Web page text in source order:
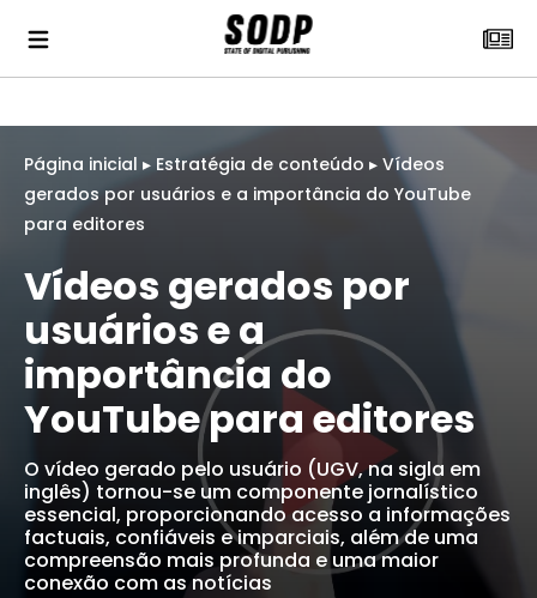
Página inicial ▸ Estratégia de conteúdo ▸ Vídeos
gerados por usuários e a importância do YouTube
para editores
Vídeos gerados por
usuários e a
importância do
YouTube para editores
O vídeo gerado pelo usuário (UGV, na sigla em
inglês) tornou-se um componente jornalístico
essencial, proporcionando acesso a informações
factuais, confiáveis ​​e imparciais, além de uma
compreensão mais profunda e uma maior
conexão com as notícias